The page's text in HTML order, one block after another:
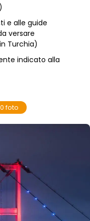
e alle guide
versare
Turchia)
indicato alla
foto